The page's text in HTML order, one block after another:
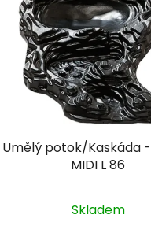
Umělý potok/Kaskáda
MIDI L 86
Skladem